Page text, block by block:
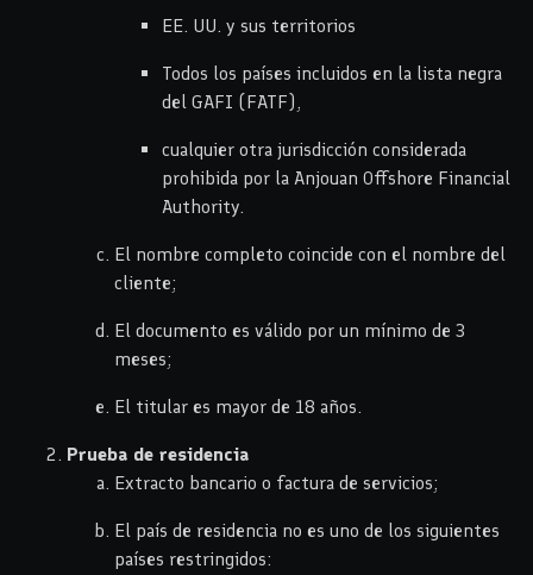
EE. UU. y sus territorios
Todos los países incluidos en la lista negra
del GAFI (FATF),
cualquier otra jurisdicción considerada
prohibida por la Anjouan Offshore Financial
Authority.
El nombre completo coincide con el nombre del
cliente;
El documento es válido por un mínimo de 3
meses;
El titular es mayor de 18 años.
Prueba de residencia
Extracto bancario o factura de servicios;
El país de residencia no es uno de los siguientes
países restringidos: